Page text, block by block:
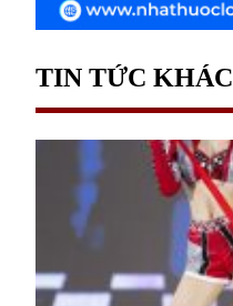
TIN TỨC KHÁC